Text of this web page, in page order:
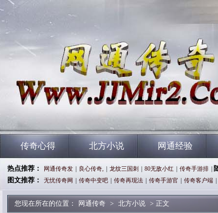
传奇心得 北方小说 网通经验
热点推荐： 网通传奇发 良心传奇, 龙纹三国刺 80无敌小红 传奇手游排
图文推荐：
无忧传奇网 传奇中变吧 传奇再现法 传奇手游官 传奇客户端
您现在所在的位置： 网通传奇 > 北方小说 > 正文